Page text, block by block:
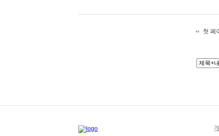
첫 페